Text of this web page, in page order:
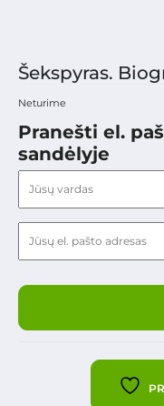
Šekspyras.
Neturime
Pranešti el.
sandėlyje